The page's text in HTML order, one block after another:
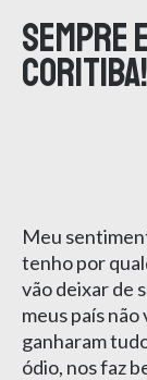
Sempre
Coritiba!
Meu
tenho por
vão deixar de
meus país
ganharam
ódio, nos faz